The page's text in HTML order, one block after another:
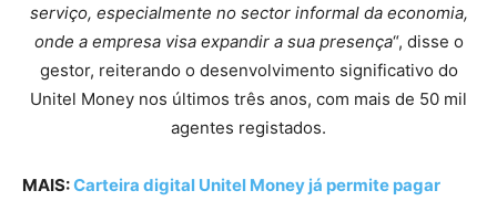
serviço, especialmente no sector informal da economia,
onde a empresa visa expandir a sua presença“, disse o
gestor, reiterando o desenvolvimento significativo do
Unitel Money nos últimos três anos, com mais de 50 mil
agentes registados.
MAIS:Carteira digital Unitel Money já permite pagar